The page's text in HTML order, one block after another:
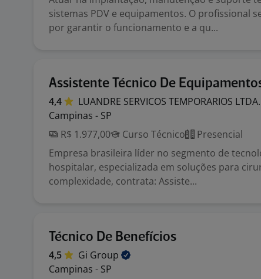
sistemas PDV e equipamentos. O profissional
por garantir o funcionamento e a qu...
Assistente Técnico De
4,4 LUANDRE SERVICOS TEMPORARIOS LTDA.
Campinas - SP
R$ 1.977,00
Curso Técnico
Presencial
Empresa brasileira líder no segmento de
hospitalar, especializada em soluções para
complexidade, contrata: Assiste...
Técnico De Benefícios
4,5 Gi Group
Campinas - SP